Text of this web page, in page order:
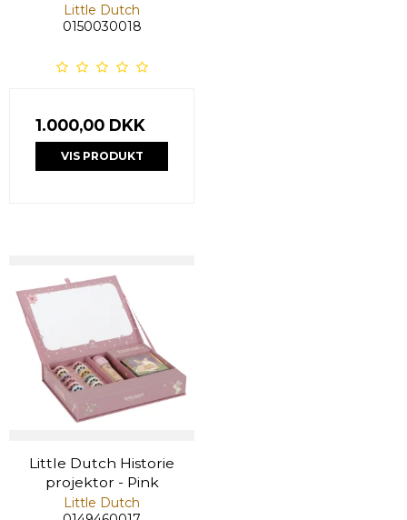
Little Dutch
0150030018
1.000,00 DKK
VIS PRODUKT
Little Dutch Historie
projektor - Pink
Little Dutch